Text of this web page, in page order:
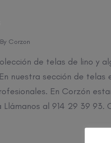
By Corzon
de telas de lino y
nuestra sección de
En Corzón
Llámanos al 914 29 39 93.